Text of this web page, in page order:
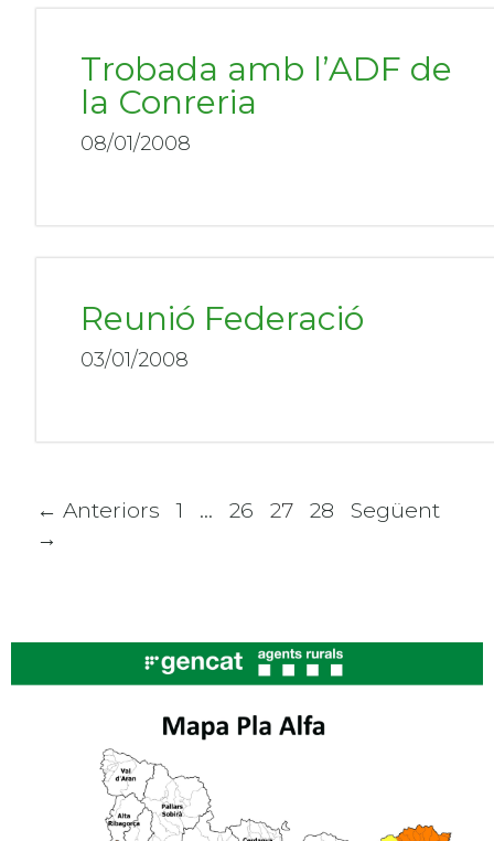
Trobada amb l’ADF de
la Conreria
08/01/2008
Reunió Federació
03/01/2008
Navegació
per
← Anteriors 1 … 26 27 28
Següent
→